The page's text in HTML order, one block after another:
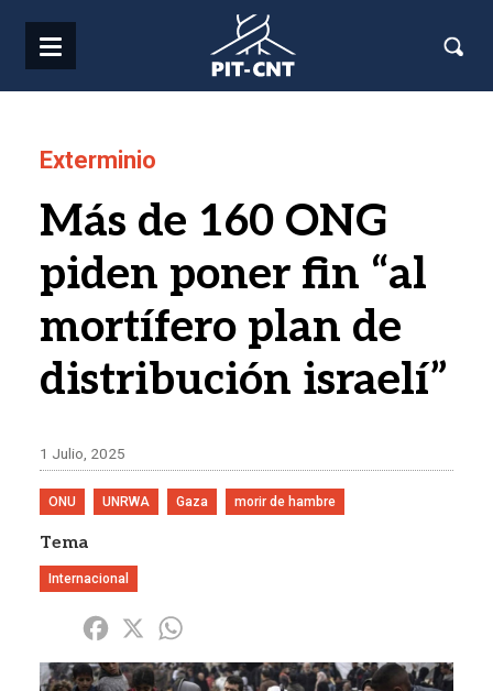
Exterminio
Más de 160 ONG
piden poner fin “al
mortífero plan de
distribución israelí”
1 Julio, 2025
ONU UNRWA Gaza morir de hambre
Tema
Internacional
Share Facebook
X
Imagen